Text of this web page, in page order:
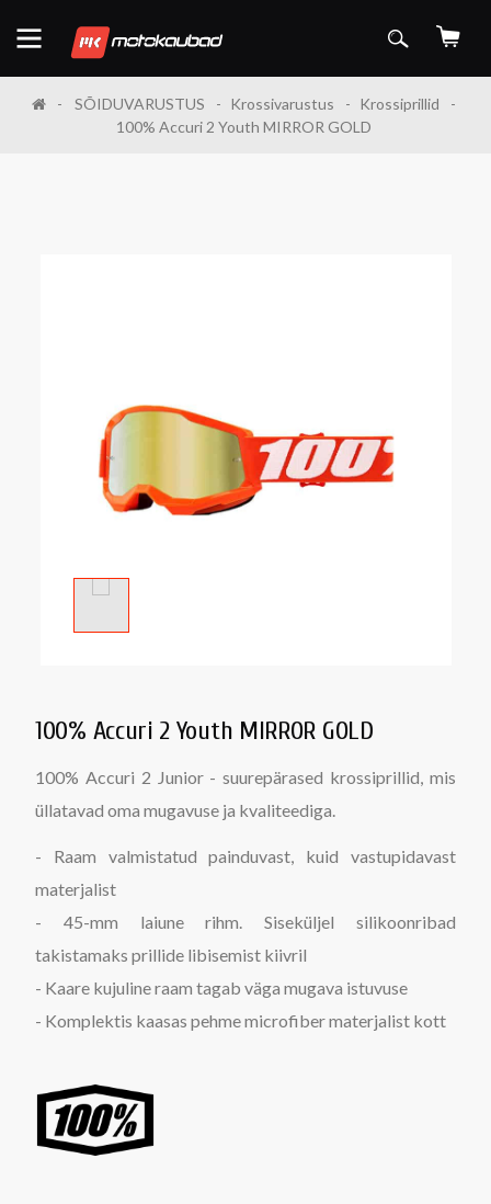
SÕIDUVARUSTUS Krossivarustus
Krossiprillid
100% Accuri 2 Youth MIRROR GOLD
100% Accuri 2 Youth MIRROR GOLD
100% Accuri 2 Junior - suurepärased krossiprillid, mis
üllatavad oma mugavuse ja kvaliteediga.
- Raam valmistatud painduvast, kuid vastupidavast
materjalist
- 45-mm laiune rihm. Siseküljel silikoonribad
takistamaks prillide libisemist kiivril
- Kaare kujuline raam tagab väga mugava istuvuse
- Komplektis kaasas pehme microfiber materjalist kott